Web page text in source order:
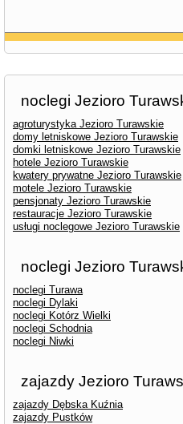
noclegi Jezioro
agroturystyka Jezioro Turawskie
domy letniskowe Jezioro Turawskie
domki letniskowe Jezioro Turawskie
hotele Jezioro Turawskie
kwatery prywatne Jezioro Turawskie
motele Jezioro Turawskie
pensjonaty Jezioro Turawskie
restauracje Jezioro Turawskie
usługi noclegowe Jezioro Turawskie
noclegi Jezioro
noclegi Turawa
noclegi Dylaki
noclegi Kotórz Wielki
noclegi Schodnia
noclegi Niwki
zajazdy Jezioro
zajazdy Dębska Kuźnia
zajazdy Pustków